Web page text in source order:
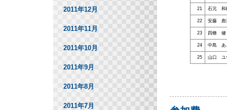
21 石元 和
22 安藤 彪
23 四條 健
24 中島 あ
25 山口 ユ
2011年12月
2011年11月
2011年10月
2011年9月
2011年8月
2011年7月